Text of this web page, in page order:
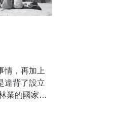
情，再加上
違背了設立
業的國家計